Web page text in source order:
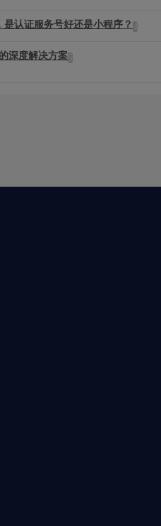
认证服务号好还是小程序？
深度解决方案